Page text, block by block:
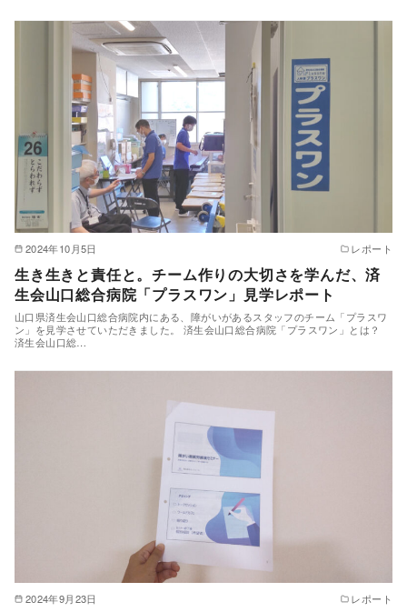
2024年10月5日 レポート
生き生きと責任と。チーム作りの大切さを学んだ、済
生会山口総合病院「プラスワン」見学レポート
山口県済生会山口総合病院内にある、障がいがあるスタッフのチーム「プラスワ
ン」を見学させていただきました。 済生会山口総合病院「プラスワン」とは？
済生会山口総…
2024年9月23日 レポート